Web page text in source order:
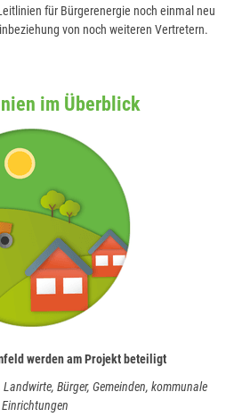
für Bürgerenergie noch einmal neu
von noch weiteren Vertretern.
im Überblick
werden am Projekt beteiligt
Bürger, Gemeinden, kommunale
Einrichtungen